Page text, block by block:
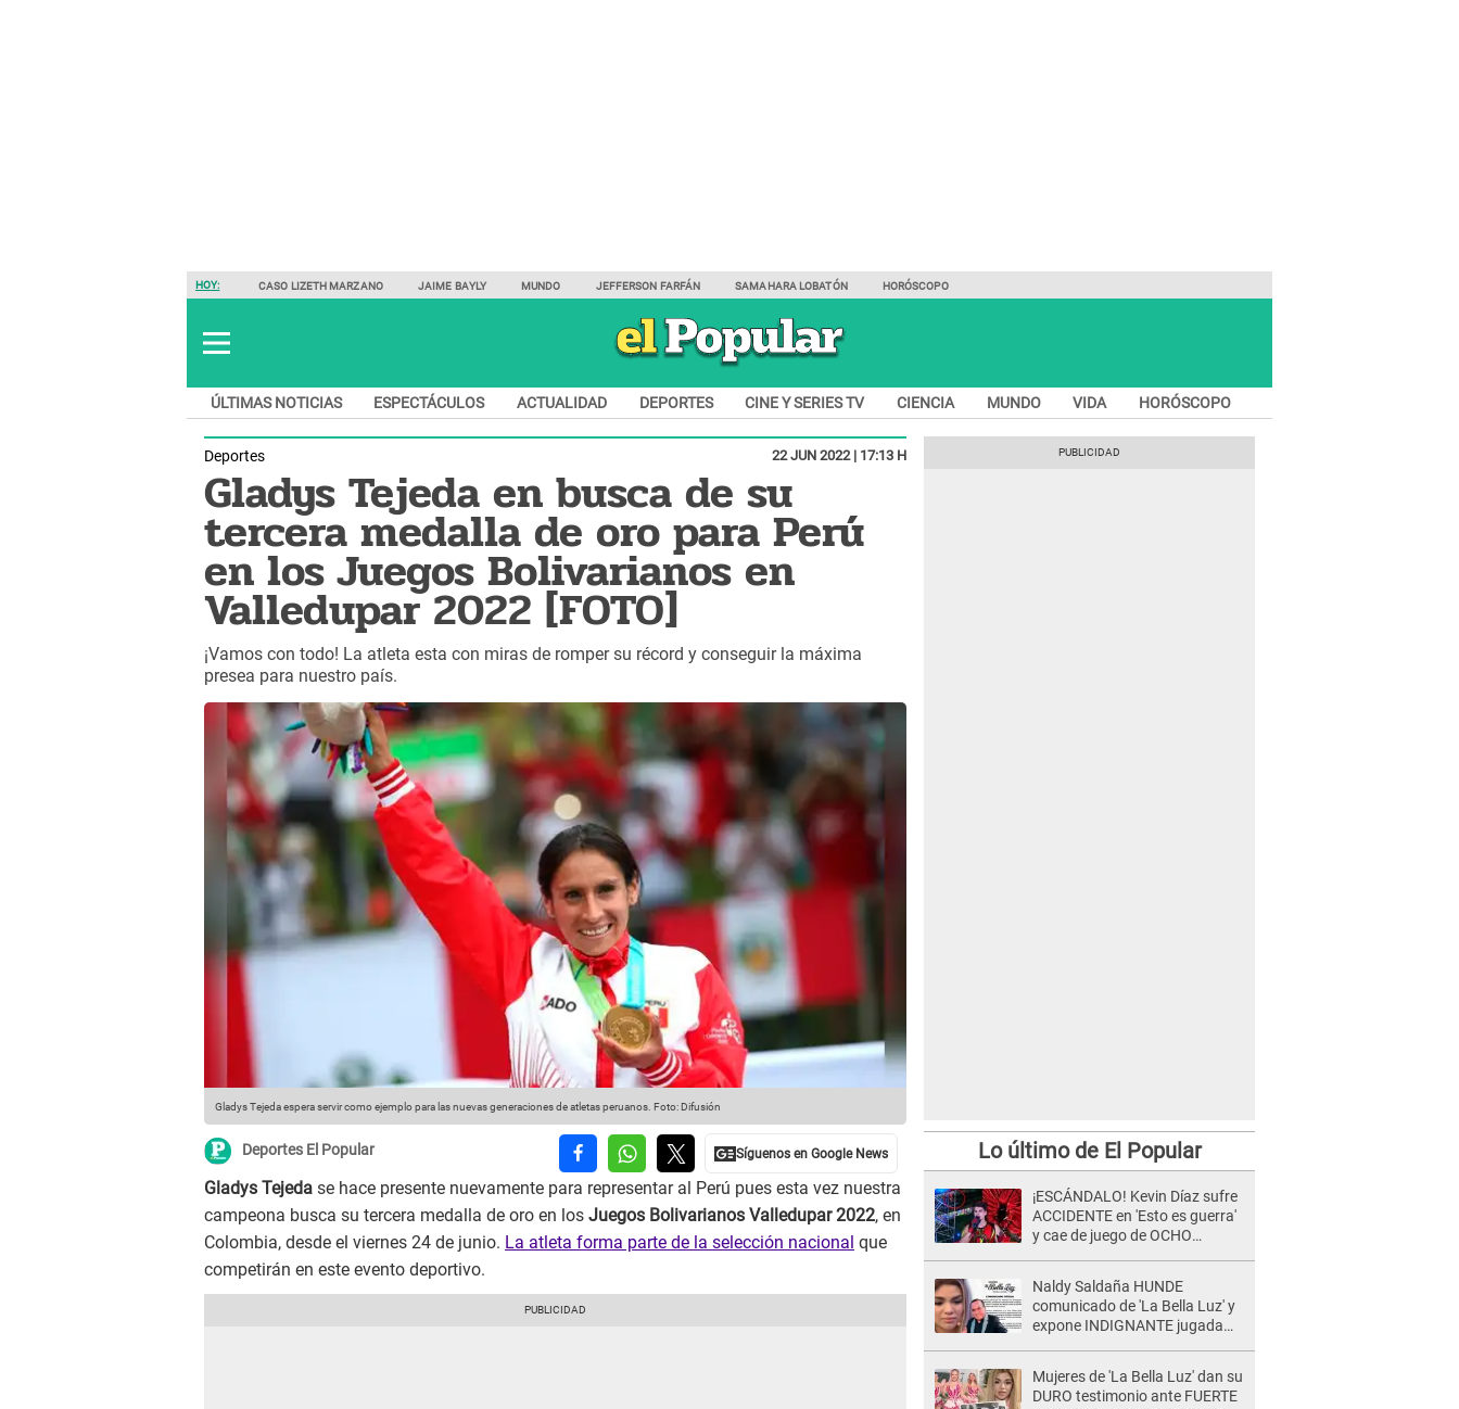
HOY: CASO LIZETH MARZANO JAIME BAYLY MUNDO JEFFERSON FARFÁN SAMAHARA LOBATÓN HORÓSCOPO
ÚLTIMAS NOTICIAS ESPECTÁCULOS ACTUALIDAD DEPORTES CINE Y SERIES TV CIENCIA MUNDO VIDA HORÓSCOPO
Deportes 22 JUN 2022 | 17:13 H
Gladys Tejeda en busca de su
tercera medalla de oro para Perú
en los Juegos Bolivarianos en
Valledupar 2022 [FOTO]
¡Vamos con todo! La atleta esta con miras de romper su récord y conseguir la máxima
presea para nuestro país.
Gladys Tejeda espera servir como ejemplo para las nuevas generaciones de atletas peruanos. Foto: Difusión
Deportes El Popular
Gladys Tejeda se hace presente nuevamente para representar al Perú pues esta vez nuestra
campeona busca su tercera medalla de oro en los Juegos Bolivarianos Valledupar 2022, en
Colombia, desde el viernes 24 de junio. La atleta forma parte de la selección nacional que
competirán en este evento deportivo.
Lo último de El Popular
¡ESCÁNDALO! Kevin Díaz sufre
ACCIDENTE en 'Esto es guerra'
y cae de juego de OCHO
Naldy Saldaña HUNDE
comunicado de 'La Bella Luz' y
expone INDIGNANTE jugada
Mujeres de 'La Bella Luz' dan su
DURO testimonio ante FUERTE